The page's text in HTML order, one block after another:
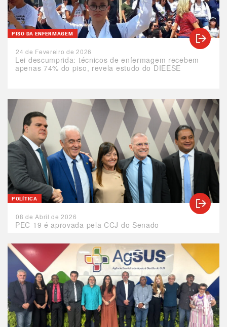
Lei descumprida: técnicos de enfermagem recebem
apenas 74% do piso, revela estudo do DIEESE
PISO DA ENFERMAGEM
24 de Fevereiro de 2026
PEC 19 é aprovada pela CCJ do Senado
POLÍTICA
08 de Abril de 2026